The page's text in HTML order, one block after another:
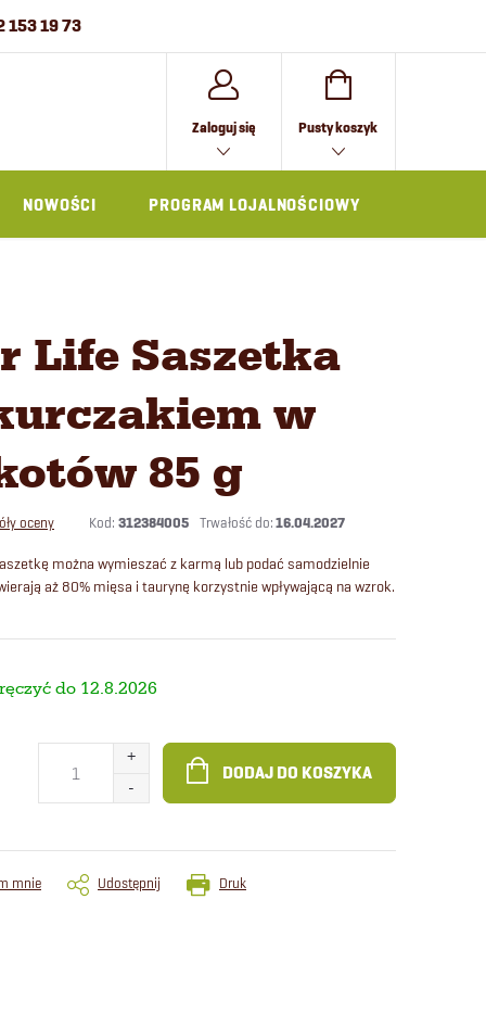
153 19 73
Zaloguj się KOSZYK
Pusty koszyk
NOWOŚCI PROGRAM LOJALNOŚCIOWY
Life Saszetka
w
85 g
oceny Kod: 312384005 16.04.2027
można wymieszać z karmą lub podać samodzielnie
aż 80% mięsa i taurynę korzystnie wpływającą na wzrok.
12.8.2026
DODAJ DO KOSZYKA
Druk
mnie Udostępnij